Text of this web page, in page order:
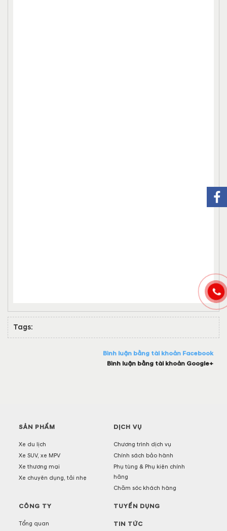
Tags:
Bình luận bằng tài khoản Facebook
Bình luận bằng tài khoản Google+
SẢN PHẨM
Xe du lịch
Xe SUV, xe MPV
Xe thương mại
Xe chuyên dụng, tải nhẹ
DỊCH VỤ
Chương trình dịch vụ
Chính sách bảo hành
Phụ tùng & Phụ kiện chính
hãng
Chăm sóc khách hàng
CÔNG TY
Tổng quan
TUYỂN DỤNG
TIN TỨC